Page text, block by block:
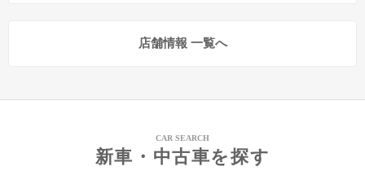
店舗情報 一覧へ
CAR SEARCH
新車・中古車を探す